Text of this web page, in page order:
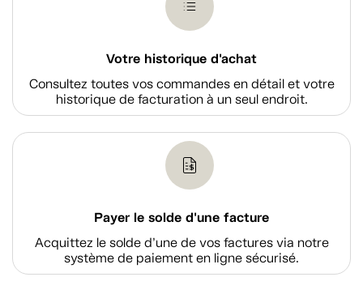
Votre historique d'achat
Consultez toutes vos commandes en détail et votre
historique de facturation à un seul endroit.
Payer le solde d'une facture
Acquittez le solde d’une de vos factures via notre
système de paiement en ligne sécurisé.